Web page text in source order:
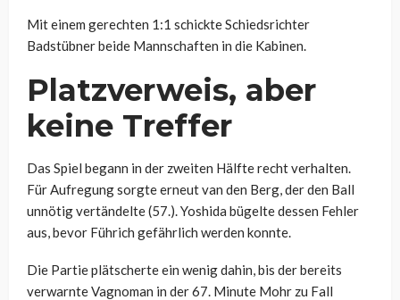
Mit einem gerechten 1:1 schickte Schiedsrichter
Badstübner beide Mannschaften in die Kabinen.
Platzverweis, aber
keine Treffer
Das Spiel begann in der zweiten Hälfte recht verhalten.
Für Aufregung sorgte erneut van den Berg, der den Ball
unnötig vertändelte (57.). Yoshida bügelte dessen Fehler
aus, bevor Führich gefährlich werden konnte.
Die Partie plätscherte ein wenig dahin, bis der bereits
verwarnte Vagnoman in der 67. Minute Mohr zu Fall